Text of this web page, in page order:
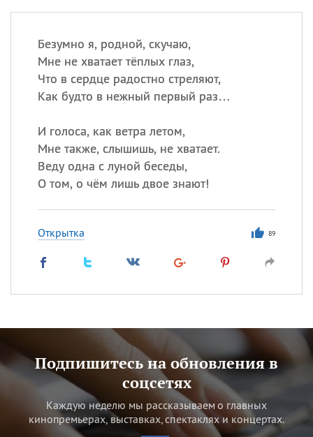
Безумно я, родной, скучаю,
Мне не хватает тёплых глаз,
Что в сердце радостно стреляют,
Как будто в нежный первый раз…
И голоса, как ветра летом,
Мне также, слышишь, не хватает.
Веду одна с луной беседы,
О том, о чём лишь двое знают!
Открытка 89
Подпишитесь на обновления в
соцсетях
Каждую неделю мы рассказываем о главных
кинопремьерах, выставках, спектаклях и концертах.